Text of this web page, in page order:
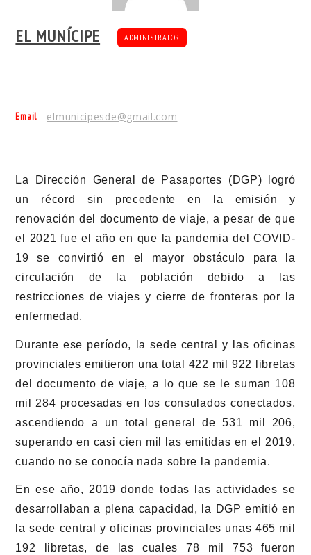
EL MUNÍCIPE ADMINISTRATOR
Email elmunicipesde@gmail.com
La Dirección General de Pasaportes (DGP) logró
un récord sin precedente en la emisión y
renovación del documento de viaje, a pesar de que
el 2021 fue el año en que la pandemia del COVID-
19 se convirtió en el mayor obstáculo para la
circulación de la población debido a las
restricciones de viajes y cierre de fronteras por la
enfermedad.
Durante ese período, la sede central y las oficinas
provinciales emitieron una total 422 mil 922 libretas
del documento de viaje, a lo que se le suman 108
mil 284 procesadas en los consulados conectados,
ascendiendo a un total general de 531 mil 206,
superando en casi cien mil las emitidas en el 2019,
cuando no se conocía nada sobre la pandemia.
En ese año, 2019 donde todas las actividades se
desarrollaban a plena capacidad, la DGP emitió en
la sede central y oficinas provinciales unas 465 mil
192 libretas, de las cuales 78 mil 753 fueron